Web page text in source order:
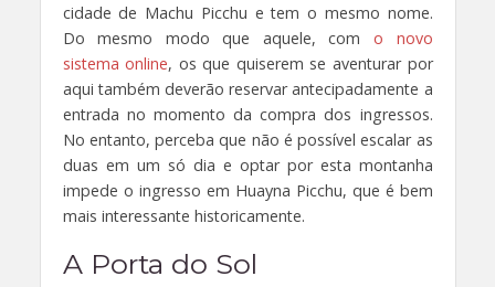
cidade de Machu Picchu e tem o mesmo nome.
Do mesmo modo que aquele, com o novo
sistema online, os que quiserem se aventurar por
aqui também deverão reservar antecipadamente a
entrada no momento da compra dos ingressos.
No entanto, perceba que não é possível escalar as
duas em um só dia e optar por esta montanha
impede o ingresso em Huayna Picchu, que é bem
mais interessante historicamente.
A Porta do Sol